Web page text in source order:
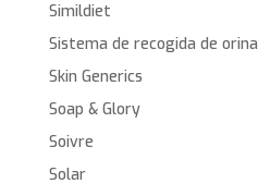
Simildiet
Sistema de recogida de orina
Skin Generics
Soap & Glory
Soivre
Solar